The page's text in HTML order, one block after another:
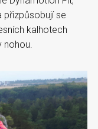
přizpůsobují se
kalhotech